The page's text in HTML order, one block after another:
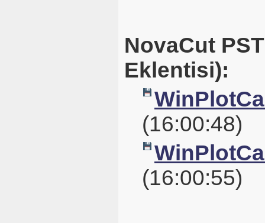
NovaCut
Eklentisi):
(16:00:48)
(16:00:55)